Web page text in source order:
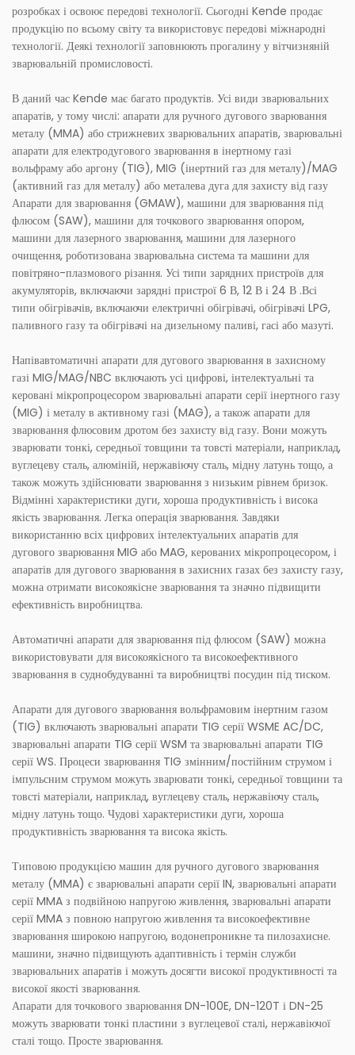
розробках і освоює передові технології. Сьогодні Kende продає
продукцію по всьому світу та використовує передові міжнародні
технології. Деякі технології заповнюють прогалину у вітчизняній
зварювальній промисловості.
В даний час Kende має багато продуктів. Усі види зварювальних
апаратів, у тому числі: апарати для ручного дугового зварювання
металу (MMA) або стрижневих зварювальних апаратів, зварювальні
апарати для електродугового зварювання в інертному газі
вольфраму або аргону (TIG), MIG (інертний газ для металу)/MAG
(активний газ для металу) або металева дуга для захисту від газу
Апарати для зварювання (GMAW), машини для зварювання під
флюсом (SAW), машини для точкового зварювання опором,
машини для лазерного зварювання, машини для лазерного
очищення, роботизована зварювальна система та машини для
повітряно-плазмового різання. Усі типи зарядних пристроїв для
акумуляторів, включаючи зарядні пристрої 6 В, 12 В і 24 В .Всі
типи обігрівачів, включаючи електричні обігрівачі, обігрівачі LPG,
паливного газу та обігрівачі на дизельному паливі, гасі або мазуті.
Напівавтоматичні апарати для дугового зварювання в захисному
газі MIG/MAG/NBC включають усі цифрові, інтелектуальні та
керовані мікропроцесором зварювальні апарати серії інертного газу
(MIG) і металу в активному газі (MAG), а також апарати для
зварювання флюсовим дротом без захисту від газу. Вони можуть
зварювати тонкі, середньої товщини та товсті матеріали, наприклад,
вуглецеву сталь, алюміній, нержавіючу сталь, мідну латунь тощо, а
також можуть здійснювати зварювання з низьким рівнем бризок.
Відмінні характеристики дуги, хороша продуктивність і висока
якість зварювання. Легка операція зварювання. Завдяки
використанню всіх цифрових інтелектуальних апаратів для
дугового зварювання MIG або MAG, керованих мікропроцесором, і
апаратів для дугового зварювання в захисних газах без захисту газу,
можна отримати високоякісне зварювання та значно підвищити
ефективність виробництва.
Автоматичні апарати для зварювання під флюсом (SAW) можна
використовувати для високоякісного та високоефективного
зварювання в суднобудуванні та виробництві посудин під тиском.
Апарати для дугового зварювання вольфрамовим інертним газом
(TIG) включають зварювальні апарати TIG серії WSME AC/DC,
зварювальні апарати TIG серії WSM та зварювальні апарати TIG
серії WS. Процеси зварювання TIG змінним/постійним струмом і
імпульсним струмом можуть зварювати тонкі, середньої товщини та
товсті матеріали, наприклад, вуглецеву сталь, нержавіючу сталь,
мідну латунь тощо. Чудові характеристики дуги, хороша
продуктивність зварювання та висока якість.
Типовою продукцією машин для ручного дугового зварювання
металу (MMA) є зварювальні апарати серії IN, зварювальні апарати
серії MMA з подвійною напругою живлення, зварювальні апарати
серії MMA з повною напругою живлення та високоефективне
зварювання широкою напругою, водонепроникне та пилозахисне.
машини, значно підвищують адаптивність і термін служби
зварювальних апаратів і можуть досягти високої продуктивності та
високої якості зварювання.
Апарати для точкового зварювання DN-100E, DN-120T і DN-25
можуть зварювати тонкі пластини з вуглецевої сталі, нержавіючої
сталі тощо. Просте зварювання.